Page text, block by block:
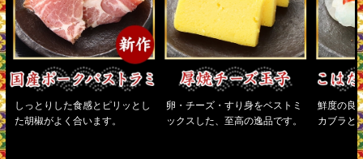
しっとりした食感とピリッとし
た胡椒がよく合います。
卵・チーズ・すり身をベストミ
ックスした、至高の逸品です。
鮮度の良
カブラと